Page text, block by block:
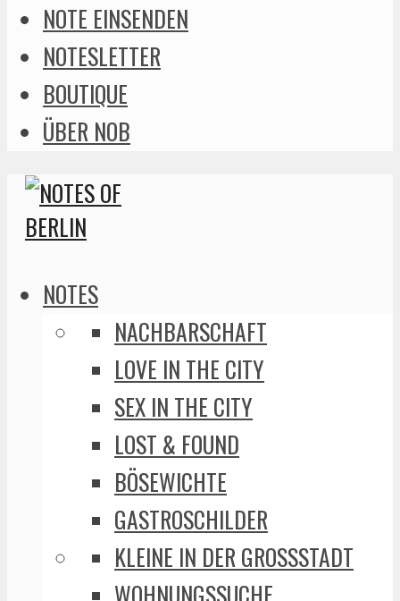
NOTE EINSENDEN
NOTESLETTER
BOUTIQUE
ÜBER NOB
NOTES
NACHBARSCHAFT
LOVE IN THE CITY
SEX IN THE CITY
LOST & FOUND
BÖSEWICHTE
GASTROSCHILDER
KLEINE IN DER GROSSSTADT
WOHNUNGSSUCHE